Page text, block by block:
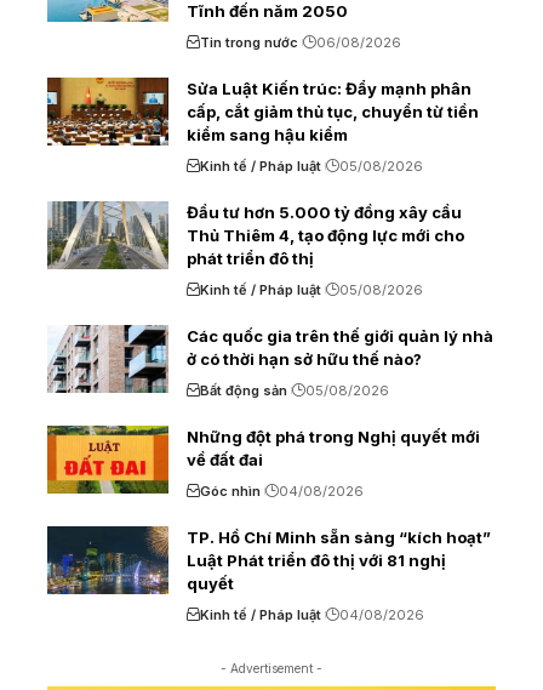
Tĩnh đến năm 2050
Tin trong nước 06/08/2026
Sửa Luật Kiến trúc: Đẩy mạnh phân
cấp, cắt giảm thủ tục, chuyển từ tiền
kiểm sang hậu kiểm
Kinh tế / Pháp luật 05/08/2026
Đầu tư hơn 5.000 tỷ đồng xây cầu
Thủ Thiêm 4, tạo động lực mới cho
phát triển đô thị
Kinh tế / Pháp luật 05/08/2026
Các quốc gia trên thế giới quản lý nhà
ở có thời hạn sở hữu thế nào?
Bất động sản 05/08/2026
Những đột phá trong Nghị quyết mới
về đất đai
Góc nhìn 04/08/2026
TP. Hồ Chí Minh sẵn sàng “kích hoạt”
Luật Phát triển đô thị với 81 nghị
quyết
Kinh tế / Pháp luật 04/08/2026
- Advertisement -